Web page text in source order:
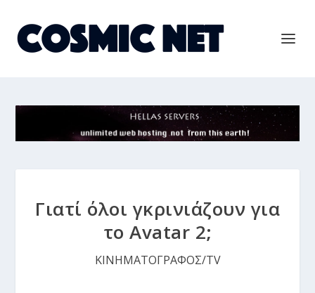
Γιατί όλοι γκρινιάζουν για
το Avatar 2;
ΚΙΝΗΜΑΤΟΓΡΑΦΟΣ/TV